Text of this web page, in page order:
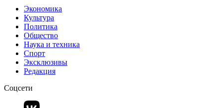
Экономика
Культура
Политика
Общество
Наука и техника
Спорт
Эксклюзивы
Редакция
Соцсети